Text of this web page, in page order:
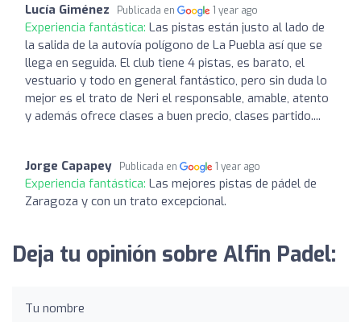
Lucía Giménez Publicada en 1 year ago
Experiencia fantástica: Las pistas están justo al lado de
la salida de la autovía polígono de La Puebla así que se
llega en seguida. El club tiene 4 pistas, es barato, el
vestuario y todo en general fantástico, pero sin duda lo
mejor es el trato de Neri el responsable, amable, atento
y además ofrece clases a buen precio, clases partido....
Jorge Capapey Publicada en 1 year ago
Experiencia fantástica: Las mejores pistas de pádel de
Zaragoza y con un trato excepcional.
Deja tu opinión sobre Alfin Padel:
Tu nombre